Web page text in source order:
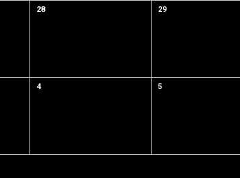
28 29
4 5